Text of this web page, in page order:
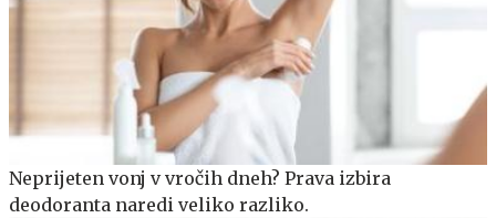
Neprijeten vonj v vročih dneh? Prava izbira
deodoranta naredi veliko razliko.